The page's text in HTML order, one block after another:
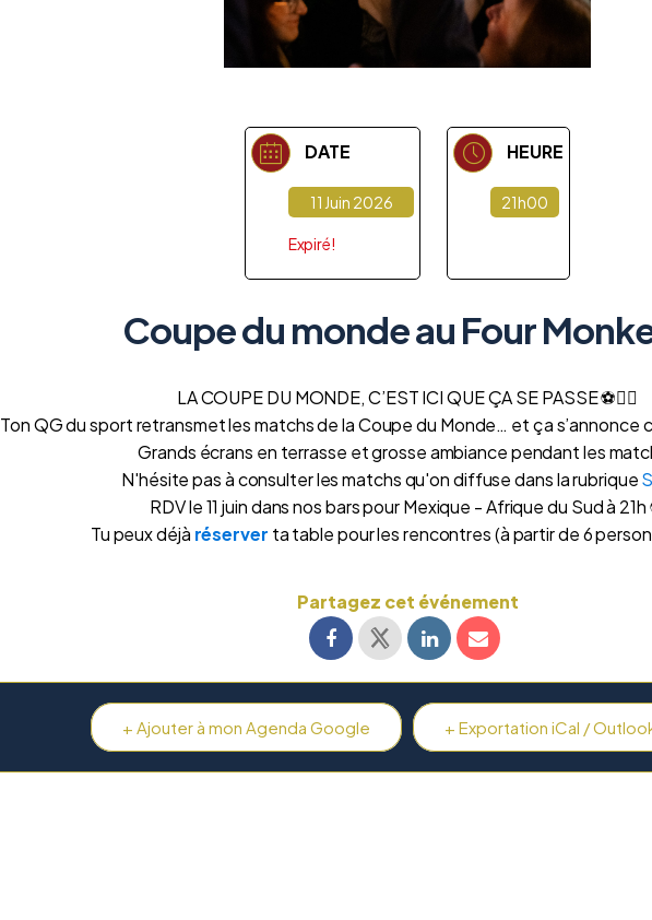
DATE
11 Juin 2026
Expiré!
HEURE
21h00
Coupe du monde au Four
LA COUPE DU MONDE, C’EST ICI QUE ÇA SE PASSE ⚽❤️‍🔥
Ton QG du sport retransmet les matchs de la Coupe du Monde… et ça
Grands écrans en terrasse et grosse ambiance pendant les
N'hésite pas à consulter les matchs qu'on diffuse dans la rubrique
RDV le 11 juin dans nos bars pour Mexique - Afrique du Sud à 21h
Tu peux déjà réserver ta table pour les rencontres (à partir de 6
Partagez cet événement
+ Ajouter à mon Agenda Google + Exportation iCal /